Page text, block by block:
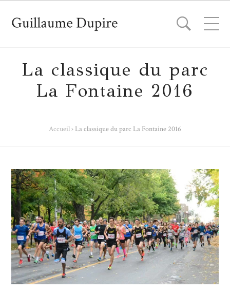
La classique du parc
La Fontaine 2016
Accueil› La classique du parc La Fontaine 2016